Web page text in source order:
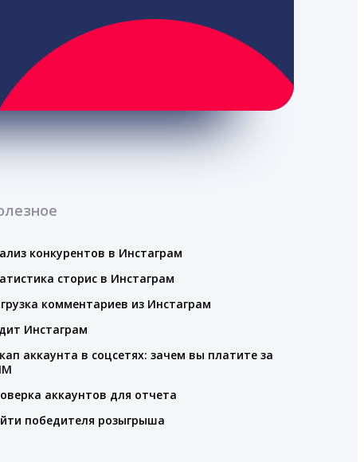
конкурентов в Инстаграм
сторис в Инстаграм
комментариев из Инстаграм
Инстаграм
аккаунта в соцсетях: зачем вы платите за
аккаунтов для отчета
победителя розыгрыша